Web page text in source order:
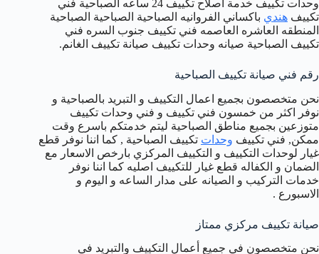
وحدات تكييف خدمة اصلاح تكييف 24 ساعه الصباحية فني
تكييف هندي باكساني الفروانيه الصباحية الصباحية الصباحية
المنطقه العاشره العاصمه فني تكييف جنوب السره فني
تكييف الصباحية صيانه وحدات تكييف صيانة تكييف الغانم.
رقم فني صيانة تكييف الصباحية
نحن متخصصون بجميع اعمال التكييف و التبريد بالصباحية و
نوفر اكثر من خمسون فني تكييف و فني وحدات تكييف
متوزعين بجميع مناطق الصباحية ليتم خدمتكم باسرع وقت
ممكن, فني تكييف وحدات تكييف الصباحية , كما اننا نوفر قطع
غيار لوحدات التكييف و التكييف المركزي بارخص الاسعار مع
الضمان و الكفاله قطع غيار للتكييف اصليه كما اننا نوفر
خدمات التركيب و الصيانه على مدار الساعه و اليوم و
الاسبورع .
صيانة تكييف مركزي ممتاز
نحن متخصصون في جميع أعمال التكييف والتبريد في